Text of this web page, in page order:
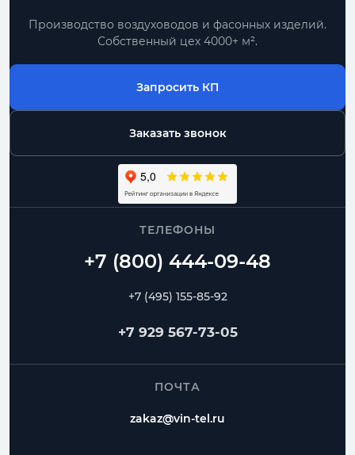
Производство воздуховодов и фасонных изделий.
Собственный цех 4000+ м².
Запросить КП
Заказать звонок
ТЕЛЕФОНЫ
+7 (495) 155-85-92
+7 929 567-73-05
ПОЧТА
zakaz@vin-tel.ru